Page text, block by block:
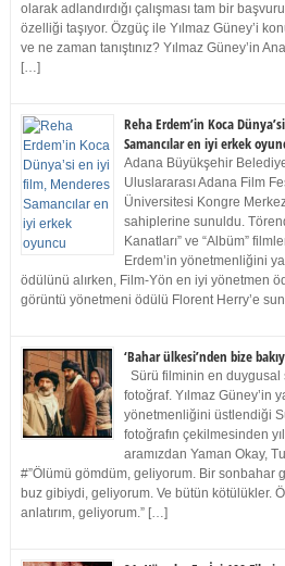
olarak adlandırdığı çalışması tam bir
özelliği taşıyor. Özgüç ile Yılmaz Güney’i
ve ne zaman tanıştınız? Yılmaz Güney’in
[…]
Reha Erdem’in Koca
Samancılar en iyi erkek
Adana Büyükşehir
Uluslararası Adana Film
Üniversitesi Kongre
sahiplerine sunuldu.
Kanatları” ve “Albüm”
Erdem’in yönetmenliğini
ödülünü alırken, Film-Yön en iyi yönetmen
görüntü yönetmeni ödülü Florent Herry’e
‘Bahar ülkesi’nden bize
Sürü filminin en
fotoğraf. Yılmaz Güney’in
yönetmenliğini üstlendiği
fotoğrafın çekilmesinden
aramızdan Yaman Okay,
#”Ölümü gömdüm, geliyorum. Bir sonbahar
buz gibiydi, geliyorum. Ve bütün kötülükler.
anlatırım, geliyorum.” […]